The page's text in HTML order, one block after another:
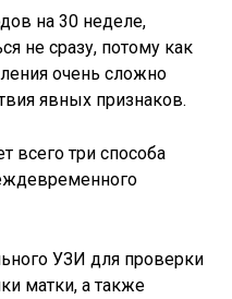
на 30 неделе,
не сразу, потому как
очень сложно
явных признаков.
всего три способа
УЗИ для проверки
матки, а также